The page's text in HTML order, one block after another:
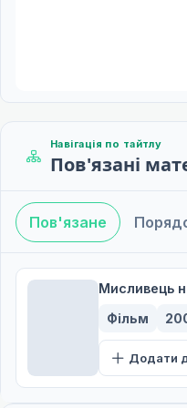
Навігація по тайтлу
Пов'язані
Пов'язане
Мисливець
Фільм
Додати